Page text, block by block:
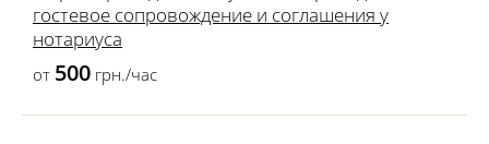
гостевое сопровождение и соглашения у
нотариуса
от 500 грн./час